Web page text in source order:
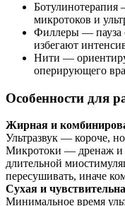
Ботулинотерапия
микротоков и
Филлеры — пауза
избегают
Нити —
оперирующего
Особенности для
Жирная и
Ультразвук — короче,
Микротоки — дренаж и
длительной
пересушивать, иначе
Сухая и
Минимальное время